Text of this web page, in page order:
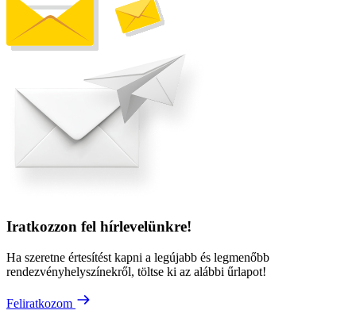
Iratkozzon fel hírlevelünkre!
Ha szeretne értesítést kapni a legújabb és legmenőbb
rendezvényhelyszínekről, töltse ki az alábbi űrlapot!
Feliratkozom